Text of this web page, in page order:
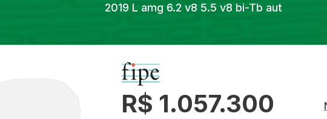
2019 L amg 6.2 v8 5.5 v8 bi-Tb aut
R$ 1.057.300